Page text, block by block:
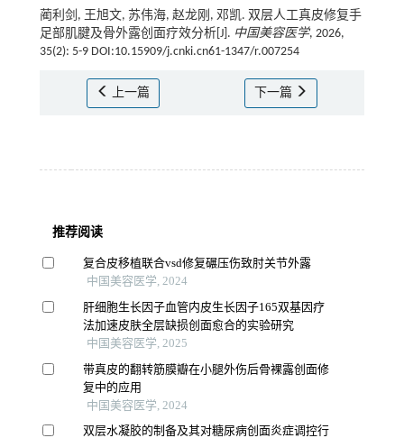
蔺利剑, 王旭文, 苏伟海, 赵龙刚, 邓凯. 双层人工真皮修复手
足部肌腱及骨外露创面疗效分析[J]. 中国美容医学, 2026,
35(2): 5-9 DOI:10.15909/j.cnki.cn61-1347/r.007254
上一篇 下一篇